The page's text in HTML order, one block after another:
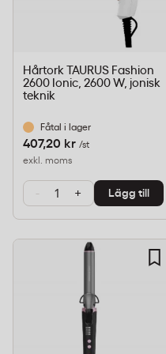
Hårtork TAURUS Fashion
2600 Ionic, 2600 W, jonisk
teknik
Fåtal i lager
407,20 kr /st
exkl. moms
- + Lägg till